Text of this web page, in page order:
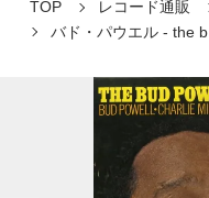
TOP レコード通販
バド・パウエル - the b